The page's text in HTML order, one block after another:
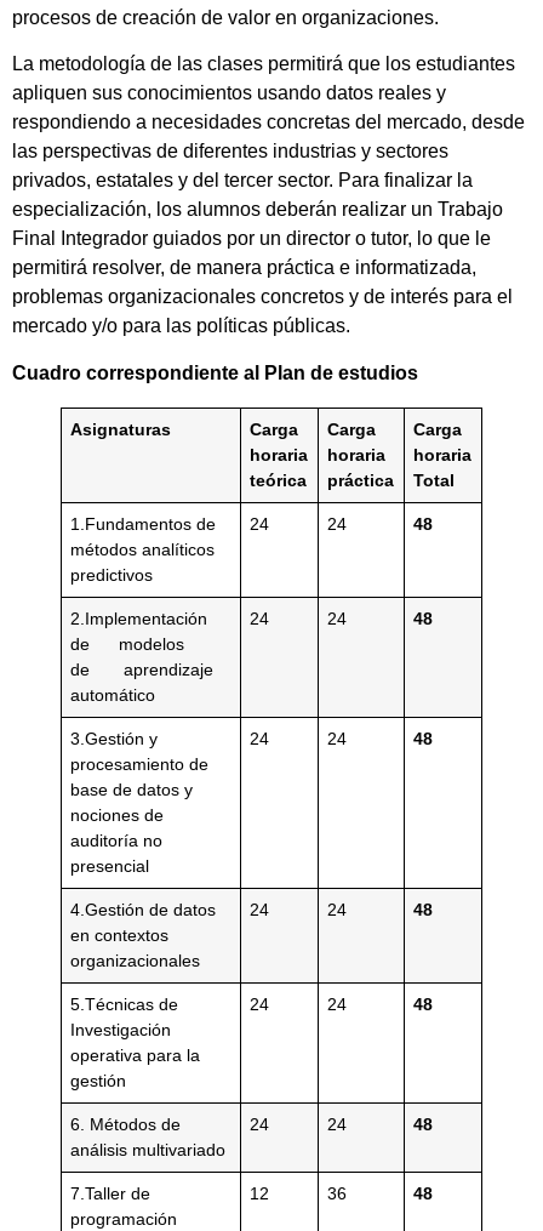
procesos de creación de valor en organizaciones.
La metodología de las clases permitirá que los estudiantes
apliquen sus conocimientos usando datos reales y
respondiendo a necesidades concretas del mercado, desde
las perspectivas de diferentes industrias y sectores
privados, estatales y del tercer sector. Para finalizar la
especialización, los alumnos deberán realizar un Trabajo
Final Integrador guiados por un director o tutor, lo que le
permitirá resolver, de manera práctica e informatizada,
problemas organizacionales concretos y de interés para el
mercado y/o para las políticas públicas.
Cuadro correspondiente al Plan de estudios
Asignaturas
Carga
horaria
teórica
Carga
horaria
práctica
Carga
horaria
Total
1.Fundamentos de
métodos analíticos
predictivos
24 24 48
2.Implementación
de modelos
de aprendizaje
automático
24 24 48
3.Gestión y
procesamiento de
base de datos y
nociones de
auditoría no
presencial
24 24 48
4.Gestión de datos
en contextos
organizacionales
24 24 48
5.Técnicas de
Investigación
operativa para la
gestión
24 24 48
6. Métodos de
análisis multivariado
24 24 48
7.Taller de
programación
12 36 48